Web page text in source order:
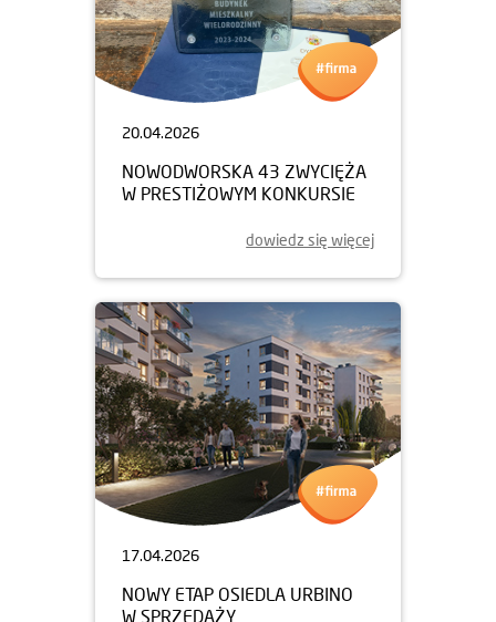
20.04.2026
NOWODWORSKA 43 ZWYCIĘŻA
W PRESTIŻOWYM KONKURSIE
dowiedz się więcej
17.04.2026
NOWY ETAP OSIEDLA URBINO
W SPRZEDAŻY